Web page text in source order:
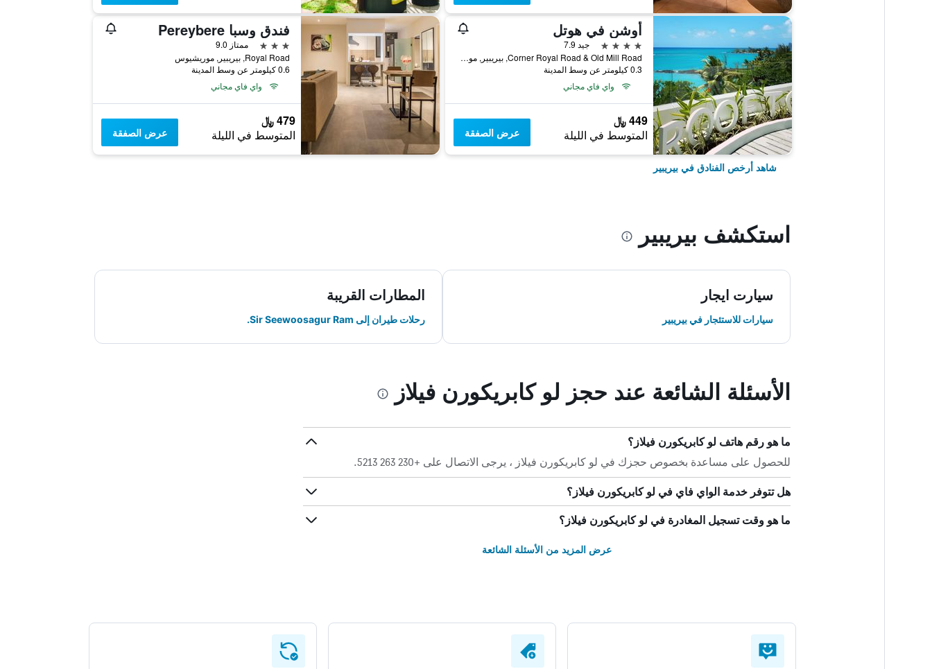
أوشن في هوتل
4 نجوم
جيد 7.9
Corner Royal Road & Old Mill Road, بيريبير, موريشيوس
0.3 كيلومتر عن وسط المدينة
واي فاي مجاني
449 ﷼
المتوسط في الليلة عرض الصفقة
فندق وسبا Pereybere
3 نجوم
ممتاز 9.0
Royal Road, بيريبير, موريشيوس
0.6 كيلومتر عن وسط المدينة
واي فاي مجاني
479 ﷼
المتوسط في الليلة عرض الصفقة
شاهد أرخص الفنادق في بيريبير
استكشف بيريبير
سيارت ايجار
سيارات للاستئجار في بيريبير
المطارات القريبة
رحلات طيران إلى Sir Seewoosagur Ram.
الأسئلة الشائعة عند حجز لو كابريكورن فيلاز
ما هو رقم هاتف لو كابريكورن فيلاز؟
للحصول على مساعدة بخصوص حجزك في لو كابريكورن فيلاز ، يرجى الاتصال على +230 263 5213.
هل تتوفر خدمة الواي فاي في لو كابريكورن فيلاز؟
ما هو وقت تسجيل المغادرة في لو كابريكورن فيلاز؟
عرض المزيد من الأسئلة الشائعة